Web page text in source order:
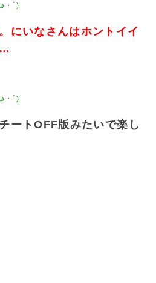
・´)
にいなさんはホントイイ
・´)
ートOFF版みたいで楽し